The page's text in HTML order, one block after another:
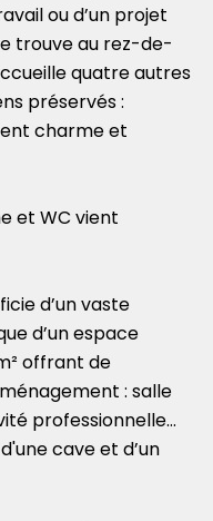
ou d’un projet
trouve au rez-de-
quatre autres
préservés :
charme et
et WC vient
d’un vaste
d’un espace
offrant de
: salle
professionnelle...
cave et d’un